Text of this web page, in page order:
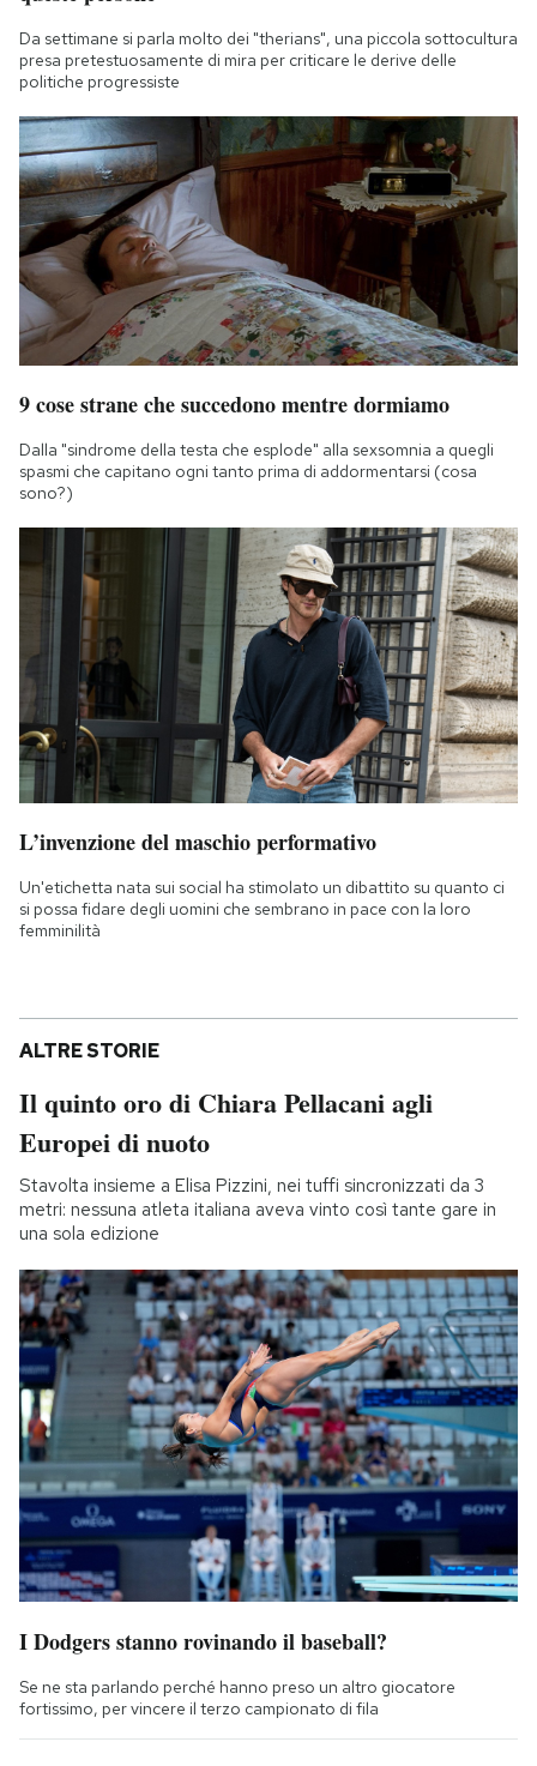
Da settimane si parla molto dei "therians", una piccola sottocultura
presa pretestuosamente di mira per criticare le derive delle
politiche progressiste
9 cose strane che succedono mentre dormiamo
Dalla "sindrome della testa che esplode" alla sexsomnia a quegli
spasmi che capitano ogni tanto prima di addormentarsi (cosa
sono?)
L’invenzione del maschio performativo
Un'etichetta nata sui social ha stimolato un dibattito su quanto ci
si possa fidare degli uomini che sembrano in pace con la loro
femminilità
ALTRE STORIE
Il quinto oro di Chiara Pellacani agli
Europei di nuoto
Stavolta insieme a Elisa Pizzini, nei tuffi sincronizzati da 3
metri: nessuna atleta italiana aveva vinto così tante gare in
una sola edizione
I Dodgers stanno rovinando il baseball?
Se ne sta parlando perché hanno preso un altro giocatore
fortissimo, per vincere il terzo campionato di fila